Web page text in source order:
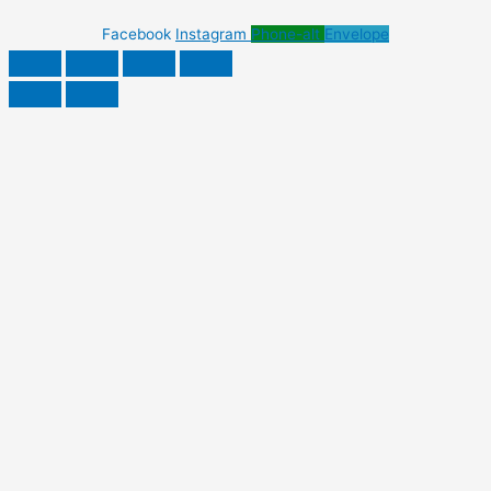
Facebook Instagram Phone-alt Envelope